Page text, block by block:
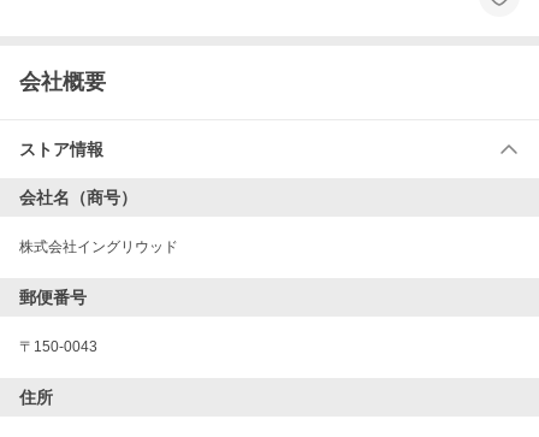
会社概要
ストア情報
会社名（商号）
株式会社イングリウッド
郵便番号
〒 150-0043
住所